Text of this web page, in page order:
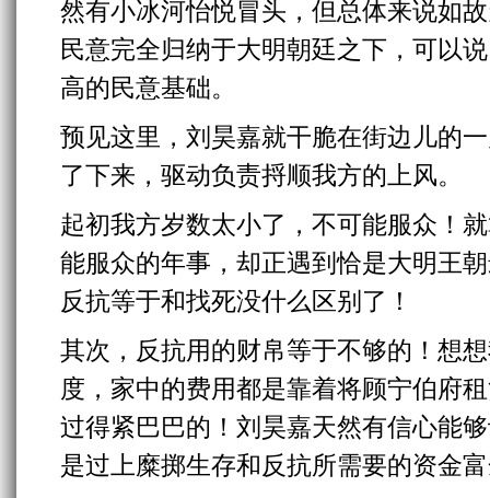
然有小冰河怡悦冒头，但总体来说如
民意完全归纳于大明朝廷之下，可以
高的民意基础。
预见这里，刘昊嘉就干脆在街边儿的
了下来，驱动负责捋顺我方的上风。
起初我方岁数太小了，不可能服众！
能服众的年事，却正遇到恰是大明王
反抗等于和找死没什么区别了！
其次，反抗用的财帛等于不够的！想
度，家中的费用都是靠着将顾宁伯府
过得紧巴巴的！刘昊嘉天然有信心能
是过上糜掷生存和反抗所需要的资金